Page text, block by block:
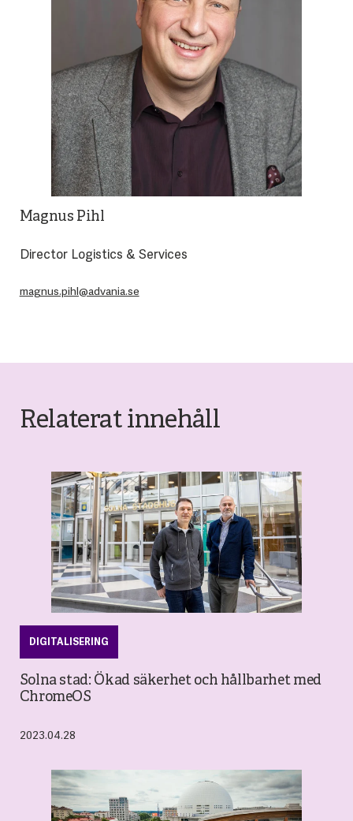
Magnus Pihl
Director Logistics & Services
magnus.pihl@advania.se
Relaterat innehåll
DIGITALISERING
Solna stad: Ökad säkerhet och hållbarhet med
ChromeOS
2023.04.28